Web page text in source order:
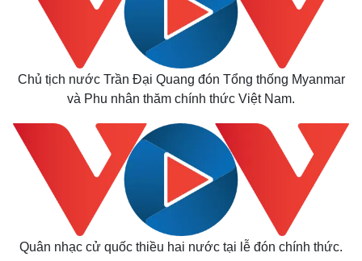
Chủ tịch nước Trần Đại Quang đón Tổng thống Myanmar
và Phu nhân thăm chính thức Việt Nam.
Quân nhạc cử quốc thiều hai nước tại lễ đón chính thức.